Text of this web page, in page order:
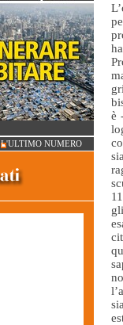
è
L'ULTIMO NUMERO